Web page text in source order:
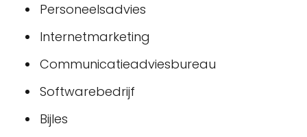
Personeelsadvies
Internetmarketing
Communicatieadviesbureau
Softwarebedrijf
Bijles